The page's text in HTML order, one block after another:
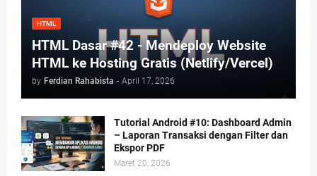
HTML
HTML Dasar #42 - Mendeploy Website
HTML ke Hosting Gratis (Netlify/Vercel)
by Ferdian Rahabista - April 17, 2026
Tutorial Android #10: Dashboard Admin
– Laporan Transaksi dengan Filter dan
Ekspor PDF
Maret 20, 2026